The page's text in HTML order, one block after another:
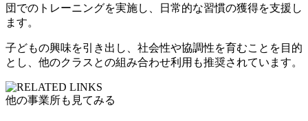
団でのトレーニングを実施し、日常的な習慣の獲得を支援 し
ます。
子どもの興味を引き出し、社会性や協調性を育むことを目的
とし、他のクラスとの組み合わせ利用も推奨されています。
他の事業所も見てみる